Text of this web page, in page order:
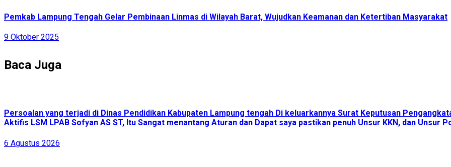
Pemkab Lampung Tengah Gelar Pembinaan Linmas di Wilayah Barat, Wujudkan Keamanan dan Ketertiban Masyarakat
9 Oktober 2025
Baca Juga
Persoalan yang terjadi di Dinas Pendidikan Kabupaten Lampung tengah Di keluarkannya Surat Keputusan
Aktifis LSM LPAB Sofyan AS ST, Itu Sangat menantang Aturan dan Dapat saya pastikan penuh Unsur KKN, dan Unsur
6 Agustus 2026